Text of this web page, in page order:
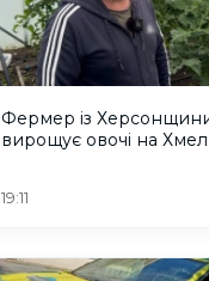
Фермер із
вирощує овочі на
19:11